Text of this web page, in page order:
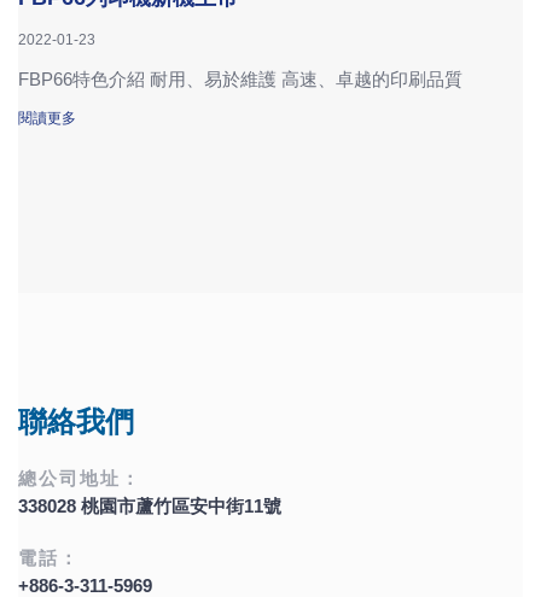
2022-01-23
FBP66特色介紹 耐用、易於維護 高速、卓越的印刷品質
閱讀更多
聯絡我們
總公司地址：
338028 桃園市蘆竹區安中街11號
電話：
+886-3-311-5969